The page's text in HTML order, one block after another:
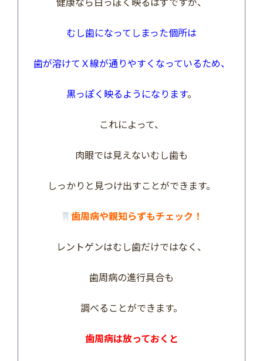
むし歯になってしまった個所は
歯が溶けてＸ線が通りやすくなっているため、
黒っぽく映るようになります。
これによって、
肉眼では見えないむし歯も
しっかりと見つけ出すことができます。
歯周病や親知らずもチェック！
レントゲンはむし歯だけではなく、
歯周病の進行具合も
調べることができます。
歯周病は放っておくと